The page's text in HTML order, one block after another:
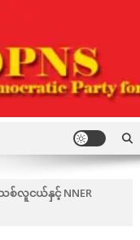
လူငယ်နှင့် NNER